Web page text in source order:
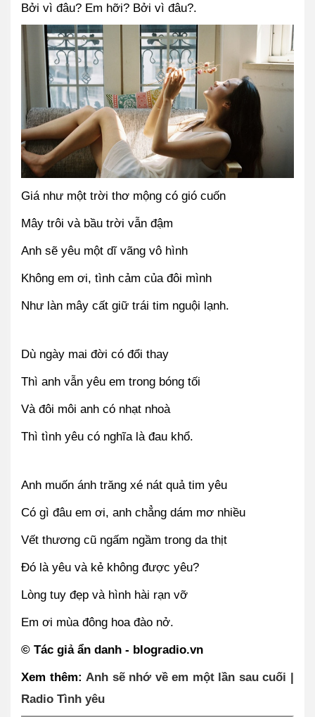
Bởi vì đâu? Em hỡi? Bởi vì đâu?.
Giá như một trời thơ mộng có gió cuốn
Mây trôi và bầu trời vẫn đậm
Anh sẽ yêu một dĩ vãng vô hình
Không em ơi, tình cảm của đôi mình
Như làn mây cất giữ trái tim nguội lạnh.
Dù ngày mai đời có đổi thay
Thì anh vẫn yêu em trong bóng tối
Và đôi môi anh có nhạt nhoà
Thì tình yêu có nghĩa là đau khổ.
Anh muốn ánh trăng xé nát quả tim yêu
Có gì đâu em ơi, anh chẳng dám mơ nhiều
Vết thương cũ ngấm ngầm trong da thịt
Đó là yêu và kẻ không được yêu?
Lòng tuy đẹp và hình hài rạn vỡ
Em ơi mùa đông hoa đào nở.
© Tác giả ẩn danh - blogradio.vn
Xem thêm: Anh sẽ nhớ về em một lần sau cuối |
Radio Tình yêu